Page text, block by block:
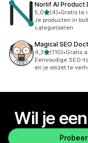
Norlif AI Product
5,0van 5 sterren
(4)
4 recensies in
•Gratis te
Je producten in
categoriseren
Magical SEO
4,3van 5 sterren
(110)
110 recensies in
•Gratis
Eenvoudige SEO-
en je omzet te
Wil je